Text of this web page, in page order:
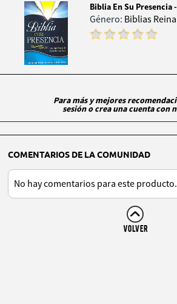
Biblia En Su Presencia
Género: Biblias
Para más y mejores
sesión o crea una cuenta con
COMENTARIOS DE LA COMUNIDAD
No hay comentarios para este producto.